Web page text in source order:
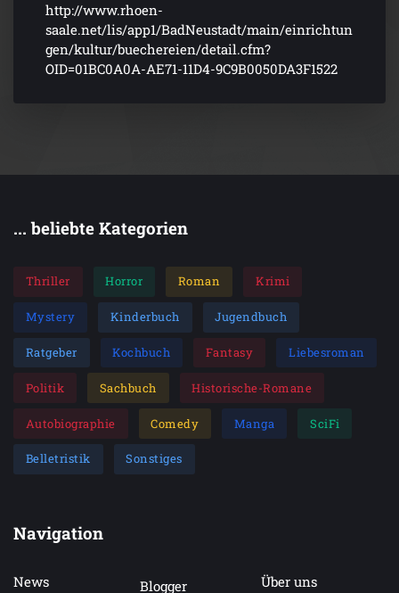
http://www.rhoen-
saale.net/lis/app1/BadNeustadt/main/einrichtun
gen/kultur/buechereien/detail.cfm?
OID=01BC0A0A-AE71-11D4-9C9B0050DA3F1522
... beliebte Kategorien
Thriller Horror Roman Krimi
Mystery Kinderbuch Jugendbuch
Ratgeber Kochbuch Fantasy Liebesroman
Politik Sachbuch Historische-Romane
Autobiographie Comedy Manga SciFi
Belletristik Sonstiges
Navigation
News Blogger Über uns